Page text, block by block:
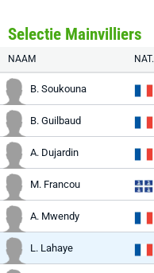
Selectie Mainvilliers
NAAM NAT.
B. Soukouna
B. Guilbaud
A. Dujardin
M. Francou
A. Mwendy
L. Lahaye